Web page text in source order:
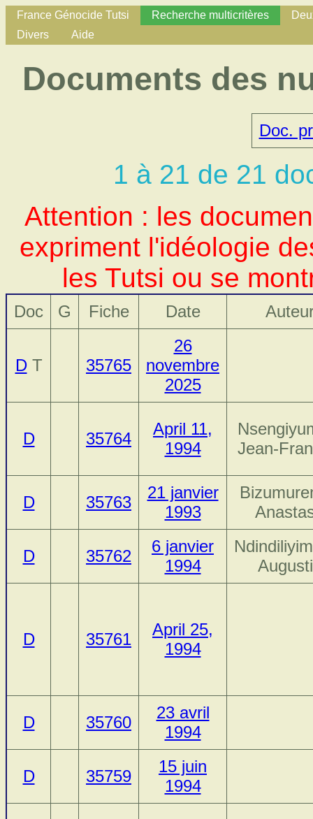
France Génocide Tutsi Recherche multicritères
Divers
Aide
Documents des
Doc.
1 à 21 de 21
Attention : les
expriment l'idéologie
les Tutsi ou se
Doc G Fiche Date
DT 35765
26
novembre
2025
D 35764
April 11,
1994
Jean-
D 35763
21 janvier
1993
D 35762
6 janvier
1994
D 35761
April 25,
1994
D 35760
23 avril
1994
D 35759
15 juin
1994